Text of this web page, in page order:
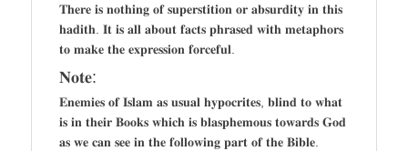
𝐓𝐡𝐞𝐫𝐞 𝐢𝐬 𝐧𝐨𝐭𝐡𝐢𝐧𝐠 𝐨𝐟 𝐬𝐮𝐩𝐞𝐫𝐬𝐭𝐢𝐭𝐢𝐨𝐧 𝐨𝐫 𝐚𝐛𝐬𝐮𝐫𝐝𝐢𝐭𝐲 𝐢𝐧 𝐭𝐡𝐢𝐬
𝐡𝐚𝐝𝐢𝐭𝐡. 𝐈𝐭 𝐢𝐬 𝐚𝐥𝐥 𝐚𝐛𝐨𝐮𝐭 𝐟𝐚𝐜𝐭𝐬 𝐩𝐡𝐫𝐚𝐬𝐞𝐝 𝐰𝐢𝐭𝐡 𝐦𝐞𝐭𝐚𝐩𝐡𝐨𝐫𝐬
𝐭𝐨 𝐦𝐚𝐤𝐞 𝐭𝐡𝐞 𝐞𝐱𝐩𝐫𝐞𝐬𝐬𝐢𝐨𝐧 𝐟𝐨𝐫𝐜𝐞𝐟𝐮𝐥.
𝐍𝐨𝐭𝐞:
𝐄𝐧𝐞𝐦𝐢𝐞𝐬 𝐨𝐟 𝐈𝐬𝐥𝐚𝐦 𝐚𝐬 𝐮𝐬𝐮𝐚𝐥 𝐡𝐲𝐩𝐨𝐜𝐫𝐢𝐭𝐞𝐬, 𝐛𝐥𝐢𝐧𝐝 𝐭𝐨 𝐰𝐡𝐚𝐭
𝐢𝐬 𝐢𝐧 𝐭𝐡𝐞𝐢𝐫 𝐁𝐨𝐨𝐤𝐬 𝐰𝐡𝐢𝐜𝐡 𝐢𝐬 𝐛𝐥𝐚𝐬𝐩𝐡𝐞𝐦𝐨𝐮𝐬 𝐭𝐨𝐰𝐚𝐫𝐝𝐬 𝐆𝐨𝐝
𝐚𝐬 𝐰𝐞 𝐜𝐚𝐧 𝐬𝐞𝐞 𝐢𝐧 𝐭𝐡𝐞 𝐟𝐨𝐥𝐥𝐨𝐰𝐢𝐧𝐠 𝐩𝐚𝐫𝐭 𝐨𝐟 𝐭𝐡𝐞 𝐁𝐢𝐛𝐥𝐞.